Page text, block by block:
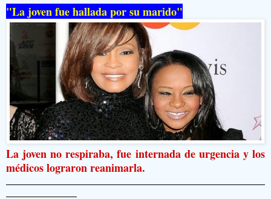
"La joven fue hallada por su marido"
La joven no respiraba, fue internada de urgencia y los
médicos lograron reanimarla.